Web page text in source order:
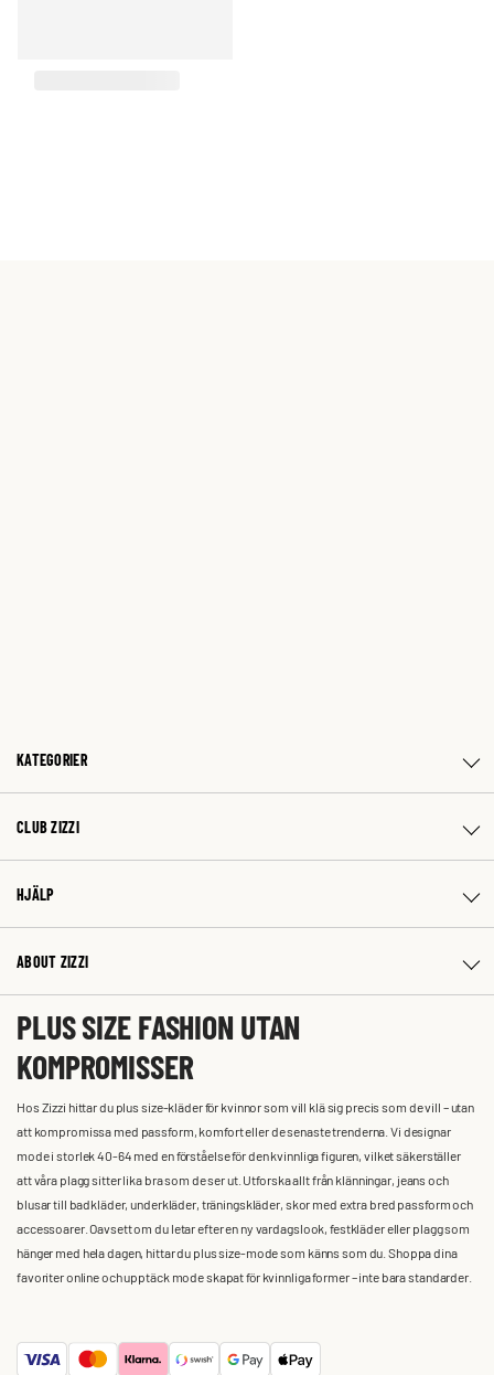
KATEGORIER
CLUB ZIZZI
HJÄLP
ABOUT ZIZZI
PLUS SIZE FASHION UTAN
KOMPROMISSER
Hos Zizzi hittar du plus size-kläder för kvinnor som vill klä sig precis som de vill – utan
att kompromissa med passform, komfort eller de senaste trenderna. Vi designar
mode i storlek 40-64 med en förståelse för den kvinnliga figuren, vilket säkerställer
att våra plagg sitter lika bra som de ser ut. Utforska allt från klänningar, jeans och
blusar till badkläder, underkläder, träningskläder, skor med extra bred passform och
accessoarer. Oavsett om du letar efter en ny vardagslook, festkläder eller plagg som
hänger med hela dagen, hittar du plus size-mode som känns som du. Shoppa dina
favoriter online och upptäck mode skapat för kvinnliga former – inte bara standarder.